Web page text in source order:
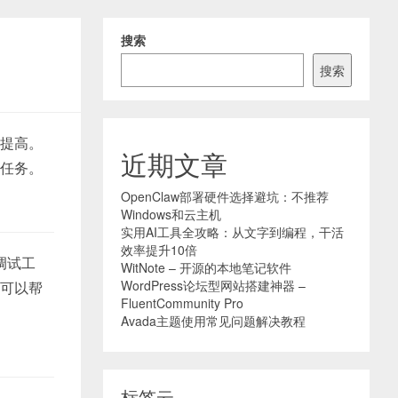
高。
务。
试工
以帮
搜索
搜索
近期文章
OpenClaw部署硬件选择避坑：不推荐
Windows和云主机
实用AI工具全攻略：从文字到编程，干活
效率提升10倍
WitNote – 开源的本地笔记软件
WordPress论坛型网站搭建神器 –
FluentCommunity Pro
Avada主题使用常见问题解决教程